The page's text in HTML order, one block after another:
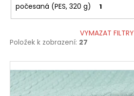
počesaná (PES, 320 g) 1
VYMAZAT FILTRY
Položek k zobrazení: 27
V
ý
p